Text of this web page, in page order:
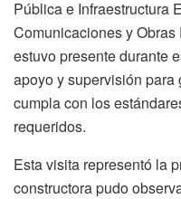
Pública e Infraestructura
Comunicaciones y
estuvo presente durante
apoyo y supervisión
cumpla con los
requeridos.
Esta visita representó la
constructora pudo